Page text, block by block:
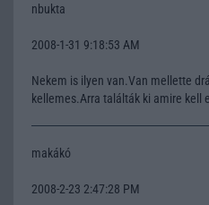
nbukta
2008-1-31 9:18:53 AM
Nekem is ilyen van.Van mellette
kellemes.Arra találták ki amire kell
makákó
2008-2-23 2:47:28 PM